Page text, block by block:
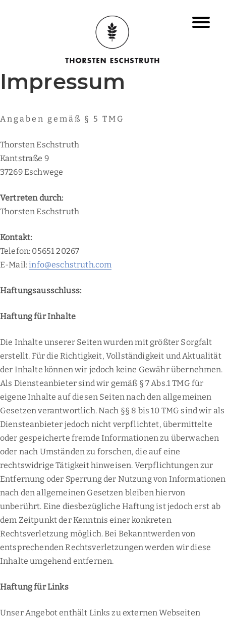
Impressum
Angaben gemäß § 5 TMG
Thorsten Eschstruth
Kantstraße 9
37269 Eschwege
Vertreten durch:
Thorsten Eschstruth
Kontakt:
Telefon: 05651 20267
E-Mail:info@eschstruth.com
Haftungsausschluss:
Haftung für Inhalte
Die Inhalte unserer Seiten wurden mit größter Sorgfalt
erstellt. Für die Richtigkeit, Vollständigkeit und Aktualität
der Inhalte können wir jedoch keine Gewähr übernehmen.
Als Diensteanbieter sind wir gemäß § 7 Abs.1 TMG für
eigene Inhalte auf diesen Seiten nach den allgemeinen
Gesetzen verantwortlich. Nach §§ 8 bis 10 TMG sind wir als
Diensteanbieter jedoch nicht verpflichtet, übermittelte
oder gespeicherte fremde Informationen zu überwachen
oder nach Umständen zu forschen, die auf eine
rechtswidrige Tätigkeit hinweisen. Verpflichtungen zur
Entfernung oder Sperrung der Nutzung von Informationen
nach den allgemeinen Gesetzen bleiben hiervon
unberührt. Eine diesbezügliche Haftung ist jedoch erst ab
dem Zeitpunkt der Kenntnis einer konkreten
Rechtsverletzung möglich. Bei Bekanntwerden von
entsprechenden Rechtsverletzungen werden wir diese
Inhalte umgehend entfernen.
Haftung für Links
Unser Angebot enthält Links zu externen Webseiten